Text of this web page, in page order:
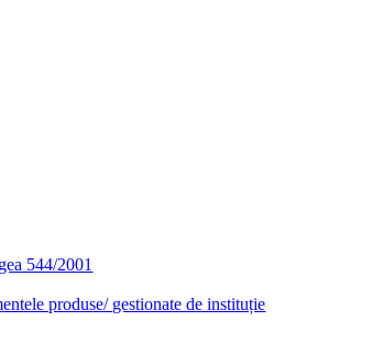
544/2001
produse/ gestionate de instituție